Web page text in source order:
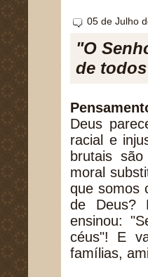
05 de Julho
"O
de
Deus
racial e
brutais
moral
que somos
de Deus?
ensinou:
céus"! E
famílias,